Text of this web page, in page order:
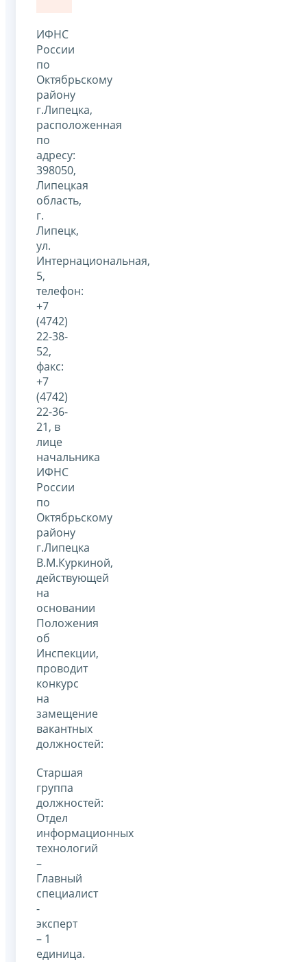
ИФНС
России
по
Октябрьскому
району
г.Липецка,
расположенная
по
адресу:
398050,
Липецкая
область,
г.
Липецк,
ул.
Интернациональная,
5,
телефон:
+7
(4742)
22-38-
52,
факс:
+7
(4742)
22-36-
21, в
лице
начальника
ИФНС
России
по
Октябрьскому
району
г.Липецка
В.М.Куркиной,
действующей
на
основании
Положения
об
Инспекции,
проводит
конкурс
на
замещение
вакантных
должностей:
Старшая
группа
должностей:
Отдел
информационных
технологий
–
Главный
специалист
-
эксперт
– 1
единица.